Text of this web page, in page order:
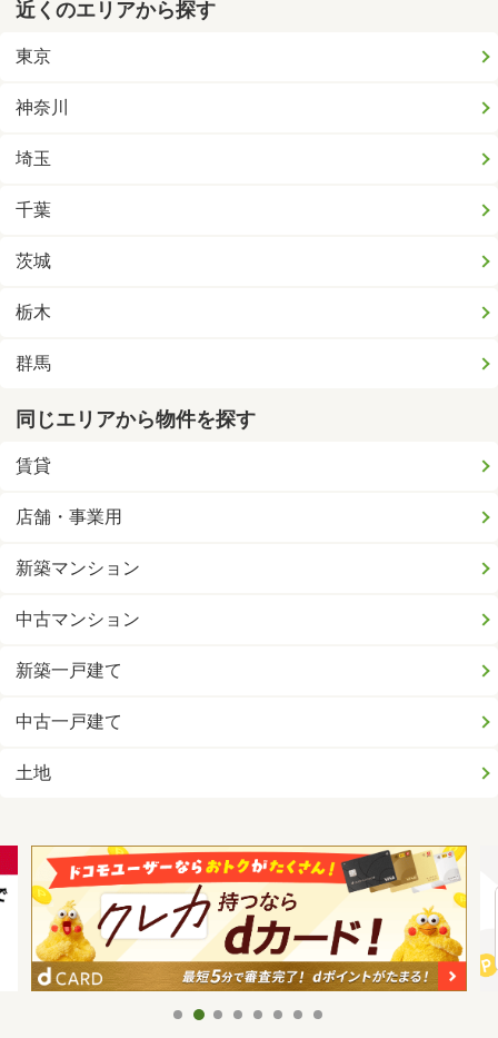
近くのエリアから探す
東京
神奈川
埼玉
千葉
茨城
栃木
群馬
同じエリアから物件を探す
賃貸
店舗・事業用
新築マンション
中古マンション
新築一戸建て
中古一戸建て
土地